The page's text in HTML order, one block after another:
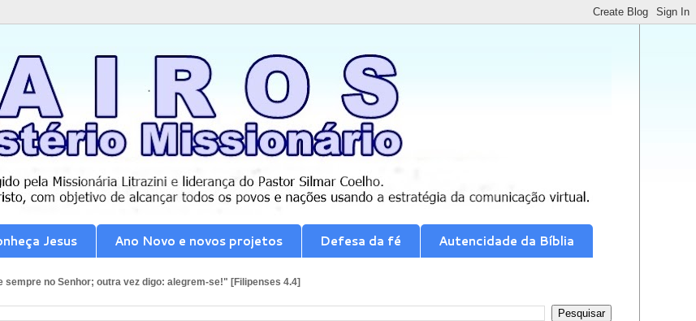
Jesus Ano Novo e novos projetos Defesa da fé Autencidade da Bíblia
sempre no Senhor; outra vez digo: alegrem-se!" [Filipenses 4.4]